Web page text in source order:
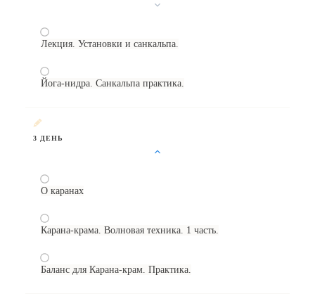
Лекция. Установки и санкальпа.
Йога-нидра. Санкальпа практика.
3 ДЕНЬ
О каранах
Карана-крама. Волновая техника. 1 часть.
Баланс для Карана-крам. Практика.